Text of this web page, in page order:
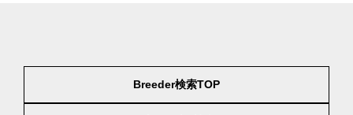
Breeder検索TOP